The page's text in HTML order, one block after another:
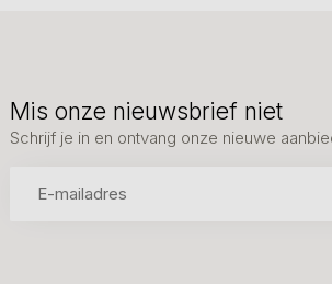
Mis onze nieuwsbrief niet
Schrijf je in en ontvang onze nieuwe